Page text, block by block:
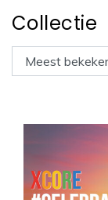
Collectie